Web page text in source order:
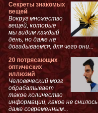
Секреты знакомых
вещей
Вокруг множество
вещей, которые
мы видим каждый
день, но даже не
догадываемся, для чего они...
20 потрясающих
оптических
иллюзий
Человеческий мозг
обрабатывает
такое количество
информации, какое не снилось
даже современным...